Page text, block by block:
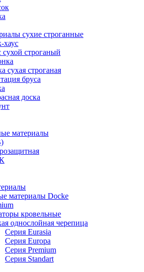
сухие строганные
хаус
сухой строганый
сухая строганая
бруса
доска
материалы
материалы Docke
кровельные
однослойная черепица
Серия Eurasia
Серия Europa
Серия Premium
Серия Standart